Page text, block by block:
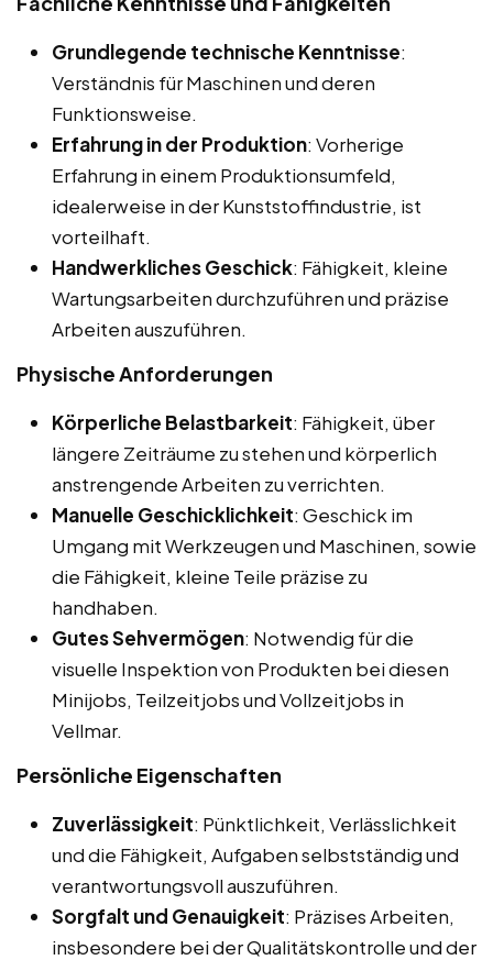
Grundlegende technische Kenntnisse:
Verständnis für Maschinen und deren
Funktionsweise.
Erfahrung in der Produktion: Vorherige
Erfahrung in einem Produktionsumfeld,
idealerweise in der Kunststoffindustrie, ist
vorteilhaft.
Handwerkliches Geschick: Fähigkeit, kleine
Wartungsarbeiten durchzuführen und präzise
Arbeiten auszuführen.
Physische Anforderungen
Körperliche Belastbarkeit: Fähigkeit, über
längere Zeiträume zu stehen und körperlich
anstrengende Arbeiten zu verrichten.
Manuelle Geschicklichkeit: Geschick im
Umgang mit Werkzeugen und Maschinen, sowie
die Fähigkeit, kleine Teile präzise zu
handhaben.
Gutes Sehvermögen: Notwendig für die
visuelle Inspektion von Produkten bei diesen
Minijobs, Teilzeitjobs und Vollzeitjobs in
Vellmar.
Persönliche Eigenschaften
Zuverlässigkeit: Pünktlichkeit, Verlässlichkeit
und die Fähigkeit, Aufgaben selbstständig und
verantwortungsvoll auszuführen.
Sorgfalt und Genauigkeit: Präzises Arbeiten,
insbesondere bei der Qualitätskontrolle und der